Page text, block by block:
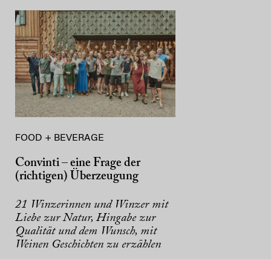
FOOD + BEVERAGE
Convinti – eine Frage der
(richtigen) Überzeugung
21 Winzerinnen und Winzer mit
Liebe zur Natur, Hingabe zur
Qualität und dem Wunsch, mit
Weinen Geschichten zu erzählen